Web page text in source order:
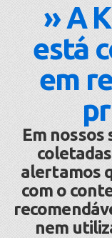
» A
está
em
Em nossos
alertamos
com o
nem